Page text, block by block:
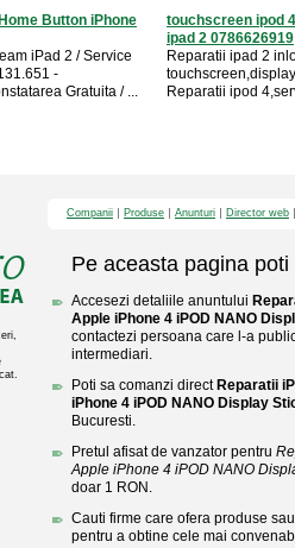
Button iPhone
iPad 2 / Service
-
Gratuita / ...
touchscreen ipod
ipad 2 0786626919
Reparatii ipad 2
Reparatii ipod
Companii Produse Anunturi Director web
Pe aceasta pagina poti
Accesezi detaliile anuntului
Apple iPhone 4 iPOD NANO
contactezi persoana care l-a
intermediari.
Poti sa comanzi direct Reparatii
iPhone 4 iPOD NANO Display
Bucuresti.
Pretul afisat de vanzator pentru
Apple iPhone 4 iPOD NANO
doar 1 RON.
Cauti firme care ofera produse
pentru a obtine cele mai